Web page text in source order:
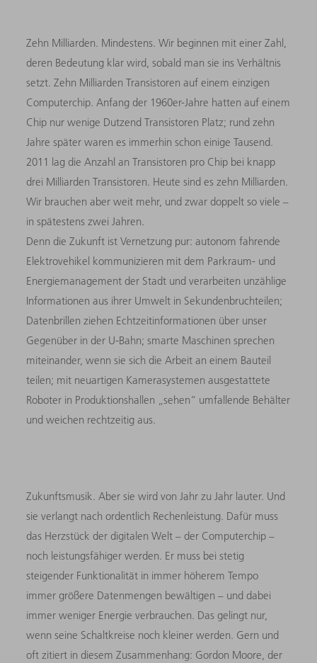
Zehn Milliarden. Mindestens. Wir beginnen mit einer Zahl,
deren Bedeutung klar wird, sobald man sie ins Verhältnis
setzt. Zehn Milliarden Transistoren auf einem einzigen
Computerchip. Anfang der 1960er-Jahre hatten auf einem
Chip nur wenige Dutzend Transistoren Platz; rund zehn
Jahre später waren es immerhin schon einige Tausend.
2011 lag die Anzahl an Transistoren pro Chip bei knapp
drei Milliarden Transistoren. Heute sind es zehn Milliarden.
Wir brauchen aber weit mehr, und zwar doppelt so viele –
in spätestens zwei Jahren.
Denn die Zukunft ist Vernetzung pur: autonom fahrende
Elektrovehikel kommunizieren mit dem Parkraum- und
Energiemanagement der Stadt und verarbeiten unzählige
Informationen aus ihrer Umwelt in Sekundenbruchteilen;
Datenbrillen ziehen Echtzeitinformationen über unser
Gegenüber in der U-Bahn; smarte Maschinen sprechen
miteinander, wenn sie sich die Arbeit an einem Bauteil
teilen; mit neuartigen Kamerasystemen ausgestattete
Roboter in Produktionshallen „sehen“ umfallende Behälter
und weichen rechtzeitig aus.
Zukunftsmusik. Aber sie wird von Jahr zu Jahr lauter. Und
sie verlangt nach ordentlich Rechenleistung. Dafür muss
das Herzstück der digitalen Welt – der Computerchip –
noch leistungsfähiger werden. Er muss bei stetig
steigender Funktionalität in immer höherem Tempo
immer größere Datenmengen bewältigen – und dabei
immer weniger Energie verbrauchen. Das gelingt nur,
wenn seine Schaltkreise noch kleiner werden. Gern und
oft zitiert in diesem Zusammenhang: Gordon Moore, der